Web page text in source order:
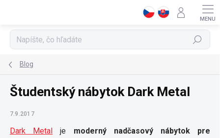
Hľadať
Blog
Študentský nábytok Dark Metal
7.9.2017
Dark Metal je moderný nadčasový nábytok pre